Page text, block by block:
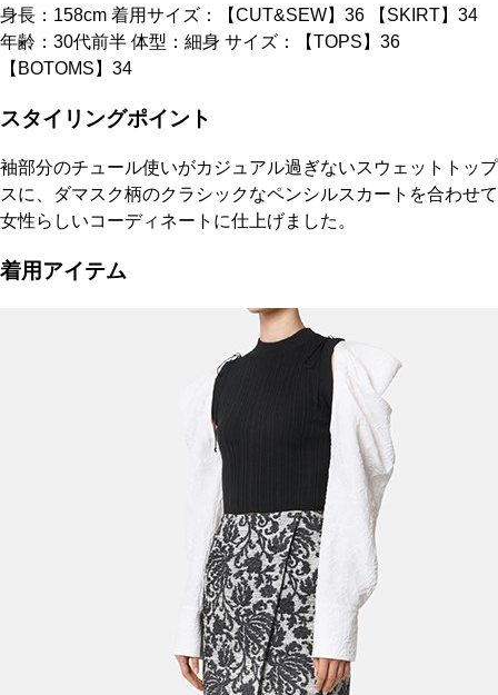
身長：158cm 着用サイズ：【CUT&SEW】36 【SKIRT】34
年齢：30代前半 体型：細身 サイズ：【TOPS】36
【BOTOMS】34
スタイリングポイント
袖部分のチュール使いがカジュアル過ぎないスウェットトップ
スに、ダマスク柄のクラシックなペンシルスカートを合わせて
女性らしいコーディネートに仕上げました。
着用アイテム